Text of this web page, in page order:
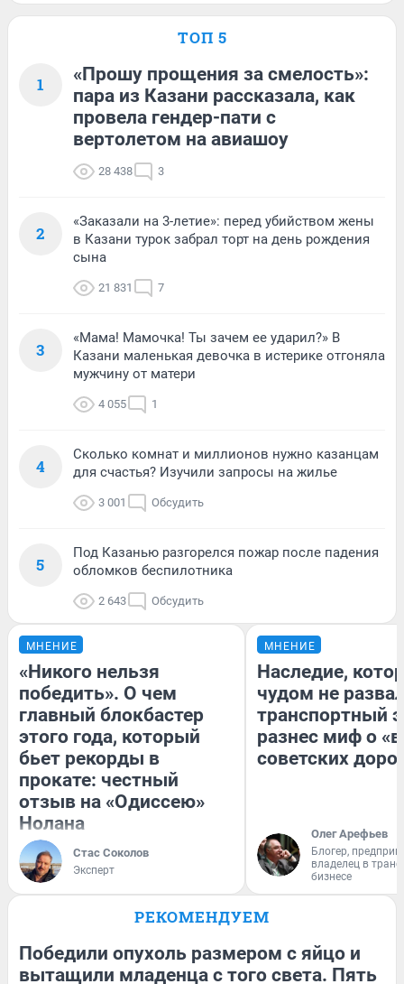
ТОП 5
1
«Прошу прощения за смелость»:
пара из Казани рассказала, как
провела гендер-пати с
вертолетом на авиашоу
28 438 3
2
«Заказали на 3-летие»: перед убийством жены
в Казани турок забрал торт на день рождения
сына
21 831 7
3
«Мама! Мамочка! Ты зачем ее ударил?» В
Казани маленькая девочка в истерике отгоняла
мужчину от матери
4 055 1
4
Сколько комнат и миллионов нужно казанцам
для счастья? Изучили запросы на жилье
3 001 Обсудить
5
Под Казанью разгорелся пожар после падения
обломков беспилотника
2 643 Обсудить
МНЕНИЕ
«Никого нельзя
победить». О чем
главный блокбастер
этого года, который
бьет рекорды в
прокате: честный
отзыв на «Одиссею»
Нолана
Стас Соколов
Эксперт
МНЕНИЕ
Наследие,
чудом не
транспортный
разнес миф о
советских
Олег Арефьев
Блогер,
владелец в
бизнесе
РЕКОМЕНДУЕМ
Победили опухоль размером с яйцо и
вытащили младенца с того света. Пять